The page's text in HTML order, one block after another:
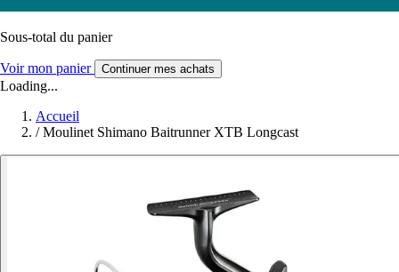
Sous-total du panier
Voir mon panier Continuer mes achats
Loading...
Accueil
/ Moulinet Shimano Baitrunner XTB Longcast